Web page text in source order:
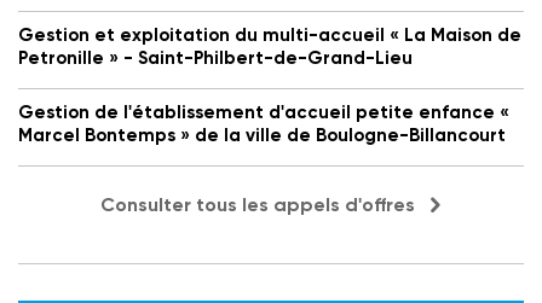
Gestion et exploitation du multi-accueil « La Maison de
Petronille » - Saint-Philbert-de-Grand-Lieu
Gestion de l'établissement d'accueil petite enfance «
Marcel Bontemps » de la ville de Boulogne-Billancourt
Consulter tous les appels d'offres